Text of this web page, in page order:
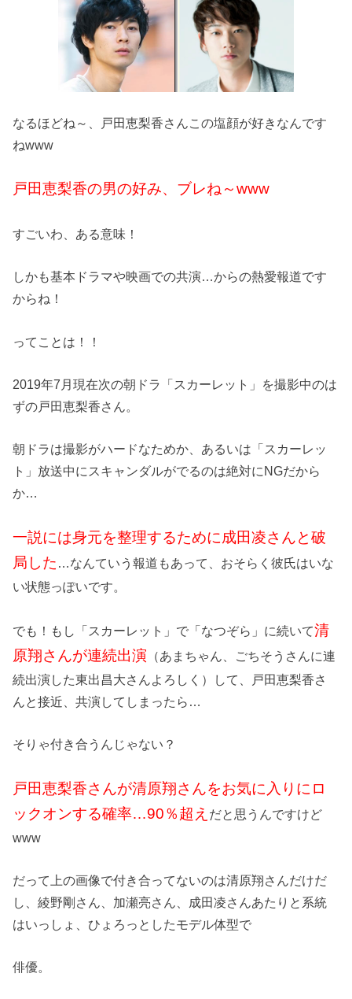
なるほどね～、戸田恵梨香さんこの塩顔が好きなんです
ねwww
戸田恵梨香の男の好み、ブレね～www
すごいわ、ある意味！
しかも基本ドラマや映画での共演…からの熱愛報道です
からね！
ってことは！！
2019年7月現在次の朝ドラ「スカーレット」を撮影中のは
ずの戸田恵梨香さん。
朝ドラは撮影がハードなためか、あるいは「スカーレッ
ト」放送中にスキャンダルがでるのは絶対にNGだから
か…
一説には身元を整理するために成田凌さんと破
局した
…なんていう報道もあって、おそらく彼氏はいな
い状態っぽいです。
でも！もし「スカーレット」で「なつぞら」に続いて清
原翔さんが連続出演 （あまちゃん、ごちそうさんに連
続出演した東出昌大さんよろしく）して、戸田恵梨香さ
んと接近、共演してしまったら…
そりゃ付き合うんじゃない？
戸田恵梨香さんが清原翔さんをお気に入りにロ
ックオンする確率…90％超え だと思うんですけど
www
だって上の画像で付き合ってないのは清原翔さんだけだ
し、綾野剛さん、加瀬亮さん、成田凌さんあたりと系統
はいっしょ、ひょろっとしたモデル体型で
俳優。